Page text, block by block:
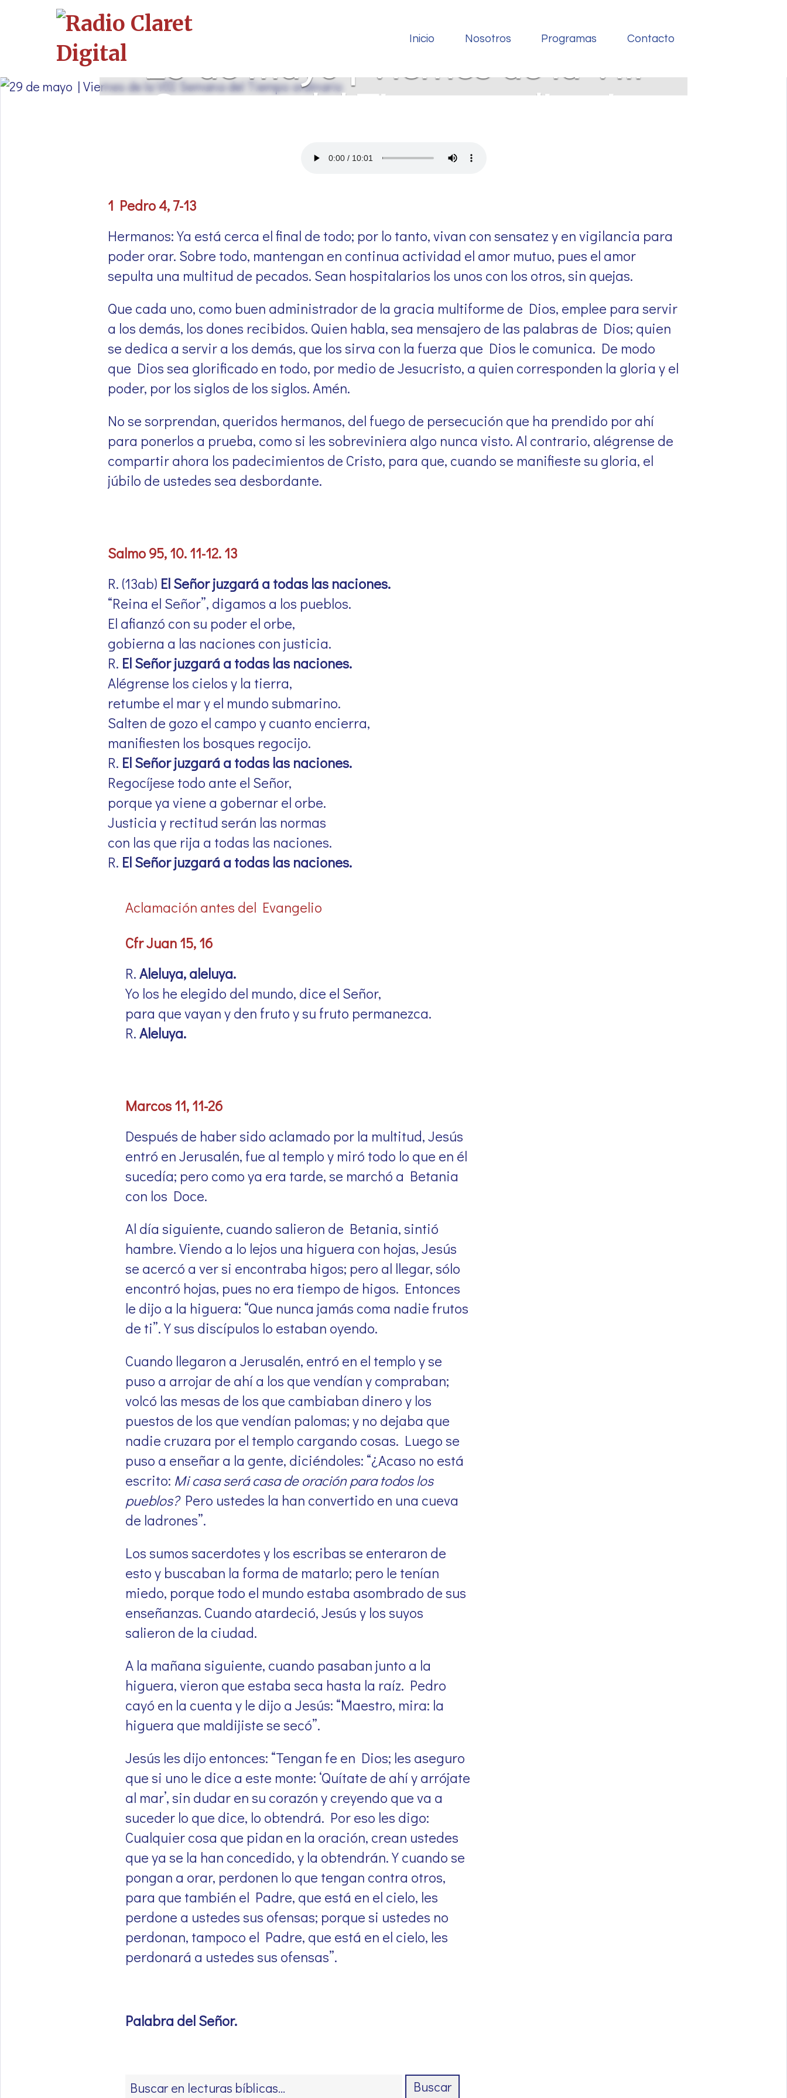
Inicio Nosotros Programas Contacto
29 de mayo | Viernes de la VIII
Semana del Tiempo ordinario
1 Pedro 4, 7-13
Hermanos: Ya está cerca el final de todo; por lo tanto, vivan con sensatez y en vigilancia para
poder orar. Sobre todo, mantengan en continua actividad el amor mutuo, pues el amor
sepulta una multitud de pecados. Sean hospitalarios los unos con los otros, sin quejas.
Que cada uno, como buen administrador de la gracia multiforme de Dios, emplee para servir
a los demás, los dones recibidos. Quien habla, sea mensajero de las palabras de Dios; quien
se dedica a servir a los demás, que los sirva con la fuerza que Dios le comunica. De modo
que Dios sea glorificado en todo, por medio de Jesucristo, a quien corresponden la gloria y el
poder, por los siglos de los siglos. Amén.
No se sorprendan, queridos hermanos, del fuego de persecución que ha prendido por ahí
para ponerlos a prueba, como si les sobreviniera algo nunca visto. Al contrario, alégrense de
compartir ahora los padecimientos de Cristo, para que, cuando se manifieste su gloria, el
júbilo de ustedes sea desbordante.
Salmo 95, 10. 11-12. 13
R. (13ab) El Señor juzgará a todas las naciones.
“Reina el Señor”, digamos a los pueblos.
El afianzó con su poder el orbe,
gobierna a las naciones con justicia.
R. El Señor juzgará a todas las naciones.
Alégrense los cielos y la tierra,
retumbe el mar y el mundo submarino.
Salten de gozo el campo y cuanto encierra,
manifiesten los bosques regocijo.
R. El Señor juzgará a todas las naciones.
Regocíjese todo ante el Señor,
porque ya viene a gobernar el orbe.
Justicia y rectitud serán las normas
con las que rija a todas las naciones.
R. El Señor juzgará a todas las naciones.
Aclamación antes del Evangelio
Cfr Juan 15, 16
R.Aleluya, aleluya.
Yo los he elegido del mundo, dice el Señor,
para que vayan y den fruto y su fruto permanezca.
R.Aleluya.
Marcos 11, 11-26
Después de haber sido aclamado por la multitud, Jesús
entró en Jerusalén, fue al templo y miró todo lo que en él
sucedía; pero como ya era tarde, se marchó a Betania
con los Doce.
Al día siguiente, cuando salieron de Betania, sintió
hambre. Viendo a lo lejos una higuera con hojas, Jesús
se acercó a ver si encontraba higos; pero al llegar, sólo
encontró hojas, pues no era tiempo de higos. Entonces
le dijo a la higuera: “Que nunca jamás coma nadie frutos
de ti”. Y sus discípulos lo estaban oyendo.
Cuando llegaron a Jerusalén, entró en el templo y se
puso a arrojar de ahí a los que vendían y compraban;
volcó las mesas de los que cambiaban dinero y los
puestos de los que vendían palomas; y no dejaba que
nadie cruzara por el templo cargando cosas. Luego se
puso a enseñar a la gente, diciéndoles: “¿Acaso no está
escrito: Mi casa será casa de oración para todos los
pueblos?Pero ustedes la han convertido en una cueva
de ladrones”.
Los sumos sacerdotes y los escribas se enteraron de
esto y buscaban la forma de matarlo; pero le tenían
miedo, porque todo el mundo estaba asombrado de sus
enseñanzas. Cuando atardeció, Jesús y los suyos
salieron de la ciudad.
A la mañana siguiente, cuando pasaban junto a la
higuera, vieron que estaba seca hasta la raíz. Pedro
cayó en la cuenta y le dijo a Jesús: “Maestro, mira: la
higuera que maldijiste se secó”.
Jesús les dijo entonces: “Tengan fe en Dios; les aseguro
que si uno le dice a este monte: ‘Quítate de ahí y arrójate
al mar’, sin dudar en su corazón y creyendo que va a
suceder lo que dice, lo obtendrá. Por eso les digo:
Cualquier cosa que pidan en la oración, crean ustedes
que ya se la han concedido, y la obtendrán. Y cuando se
pongan a orar, perdonen lo que tengan contra otros,
para que también el Padre, que está en el cielo, les
perdone a ustedes sus ofensas; porque si ustedes no
perdonan, tampoco el Padre, que está en el cielo, les
perdonará a ustedes sus ofensas”.
Palabra del Señor.
Buscar